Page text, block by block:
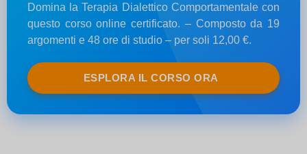
Domina la Terapia Dialettico Comportamentale con
questo corso online certificato. – Composto da 19
argomenti e 48 ore di studio – per soli 12,00 €.
ESPLORA IL CORSO ORA